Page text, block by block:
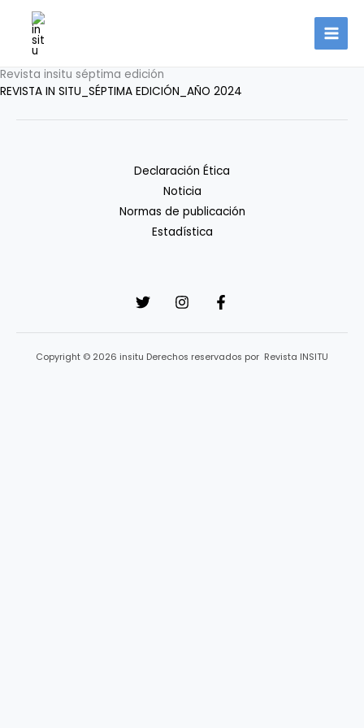
contenido
Revista insitu séptima edición
REVISTA IN SITU_SÉPTIMA EDICIÓN_AÑO 2024
Declaración Ética
Noticia
Normas de publicación
Estadística
Copyright © 2026 insitu Derechos reservados por Revista INSITU